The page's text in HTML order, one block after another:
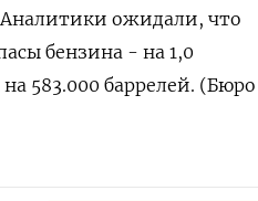
Аналитики ожидали, что
бензина - ‍на ‍1,0
583.000 ⁠баррелей. (Бюро